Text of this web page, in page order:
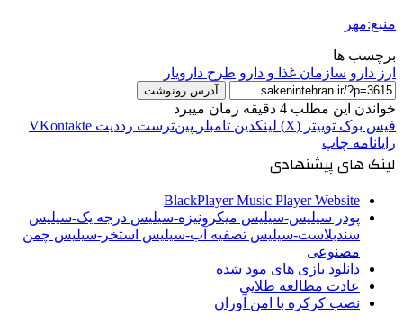
منبع:مهر
برچسب ها
ارز دارو سازمان غذا و دارو طرح دارویار
آدرس رونوشت
خواندن این مطلب 4 دقیقه زمان میبرد
فیس بوک توییتر (X) لینکدین ‫تامبلر ‫پین‌ترست ‫رددیت ‫VKontakte
رایانامه چاپ
لینک های پیشنهادی
BlackPlayer Music Player Website
پودر سیلیس-سیلیس میکرونیزه-سیلیس درجه یک-سیلیس
سندبلاست-سیلیس تصفیه آب-سیلیس استخر-سیلیس چمن
مصنوعی
دانلود بازی های مود شده
عادت مطالعه طلایی
نصب کرکره با امن آوران